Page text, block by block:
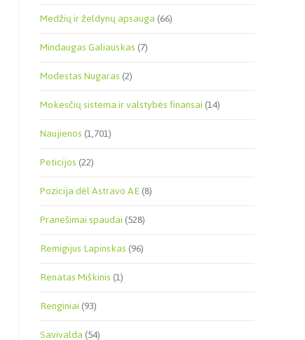
Medžių ir želdynų apsauga(66)
Mindaugas Galiauskas(7)
Modestas Nugaras(2)
Mokesčių sistema ir valstybės finansai(14)
Naujienos(1,701)
Peticijos(22)
Pozicija dėl Astravo AE(8)
Pranešimai spaudai(528)
Remigijus Lapinskas(96)
Renatas Miškinis(1)
Renginiai(93)
Savivalda(54)